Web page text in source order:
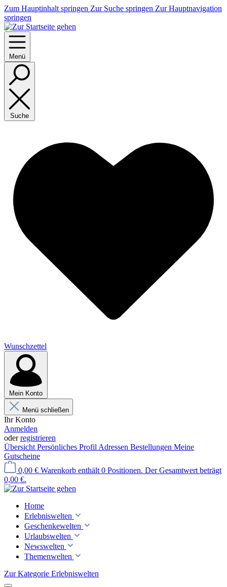
Zum Hauptinhalt springen Zur Suche springen Zur Hauptnavigation
springen
Menü
Suche
Wunschzettel
Mein Konto
Menü schließen
Ihr Konto
Anmelden
oderregistrieren
Übersicht Persönliches Profil Adressen Bestellungen Meine
Gutscheine
0,00 € Warenkorb enthält 0 Positionen. Der Gesamtwert beträgt
0,00 €.
Home
Erlebniswelten
Geschenkewelten
Urlaubswelten
Newswelten
Themenwelten
Zur Kategorie Erlebniswelten